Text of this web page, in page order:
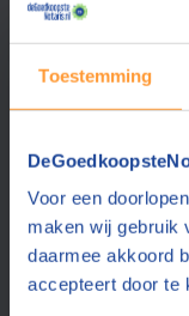
Toestemming
Voor een
maken wij gebruik
daarmee akkoord
accepteert door te
Deze notaris biedt
1 Vergelijk
Vraag een offerte
Tesink van
8.5
Notariaat